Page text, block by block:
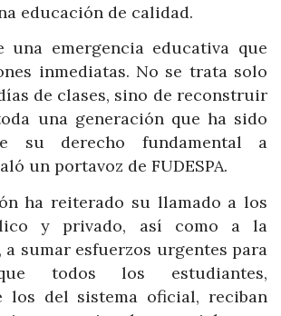
educación de calidad.
una emergencia educativa que
inmediatas. No se trata solo
de clases, sino de reconstruir
una generación que ha sido
su derecho fundamental a
un portavoz de FUDESPA.
ha reiterado su llamado a los
y privado, así como a la
sumar esfuerzos urgentes para
todos los estudiantes,
los del sistema oficial, reciban